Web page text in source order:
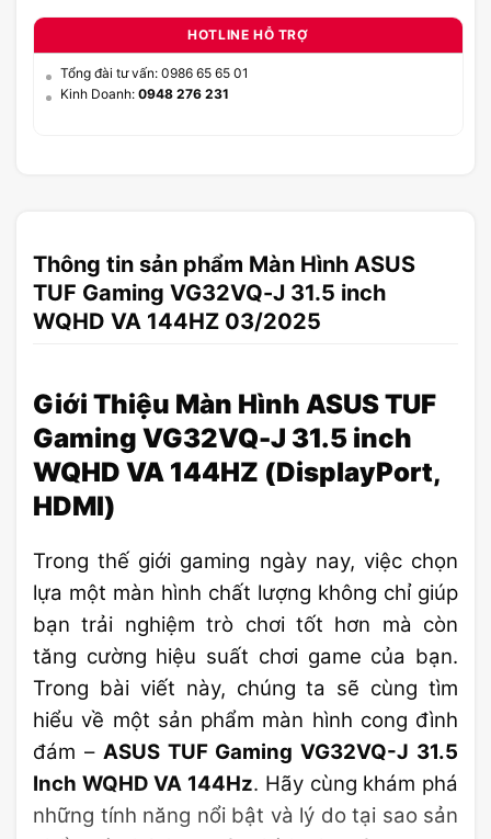
HOTLINE HỖ TRỢ
Tổng đài tư vấn: 0986 65 65 01
Kinh Doanh: 0948 276 231
Thông tin sản phẩm Màn Hình ASUS
TUF Gaming VG32VQ-J 31.5 inch
WQHD VA 144HZ 03/2025
Giới Thiệu Màn Hình ASUS TUF
Gaming VG32VQ-J 31.5 inch
WQHD VA 144HZ (DisplayPort,
HDMI)
Trong thế giới gaming ngày nay, việc chọn
lựa một màn hình chất lượng không chỉ giúp
bạn trải nghiệm trò chơi tốt hơn mà còn
tăng cường hiệu suất chơi game của bạn.
Trong bài viết này, chúng ta sẽ cùng tìm
hiểu về một sản phẩm màn hình cong đình
đám – ASUS TUF Gaming VG32VQ-J 31.5
Inch WQHD VA 144Hz. Hãy cùng khám phá
những tính năng nổi bật và lý do tại sao sản